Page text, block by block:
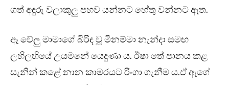
ගත් අඳුරු වලාකුලු පහව යන්නට හේතු වන්නට ඇත.
ඈ වේලු මාමාගේ බිරිඳ වූ මීනම්මා නැන්දා සමඟ
ලහිලහියේ උයමනේ යෙදුණා ය. ඊෂා තේ පානය කළ
සැනින් කළේ නාන කාමරයට රිංගා ගැනීම ය.ඒ ඇගේ